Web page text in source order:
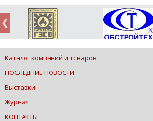
Каталог компаний и товаров
ПОСЛЕДНИЕ НОВОСТИ
Выставки
Журнал
КОНТАКТЫ